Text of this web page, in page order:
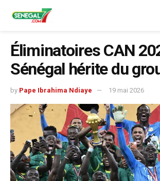
Éliminatoires CAN
Sénégal hérite du
by Pape Ibrahima Ndiaye 19 mai 2026